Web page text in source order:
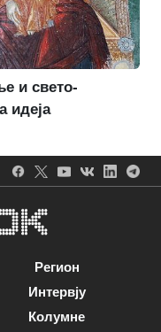
и свето-
идеја
Регион
Интервју
Колумне